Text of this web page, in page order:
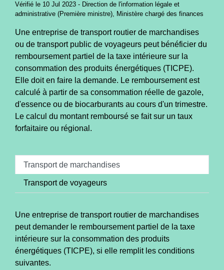
Vérifié le 10 Jul 2023 - Direction de l'information légale et
administrative (Première ministre), Ministère chargé des finances
Une entreprise de transport routier de marchandises
ou de transport public de voyageurs peut bénéficier du
remboursement partiel de la taxe intérieure sur la
consommation des produits énergétiques (TICPE).
Elle doit en faire la demande. Le remboursement est
calculé à partir de sa consommation réelle de gazole,
d'essence ou de biocarburants au cours d'un trimestre.
Le calcul du montant remboursé se fait sur un taux
forfaitaire ou régional.
Transport de marchandises
Transport de voyageurs
Une entreprise de transport routier de marchandises
peut demander le remboursement partiel de la taxe
intérieure sur la consommation des produits
énergétiques (TICPE), si elle remplit les conditions
suivantes.